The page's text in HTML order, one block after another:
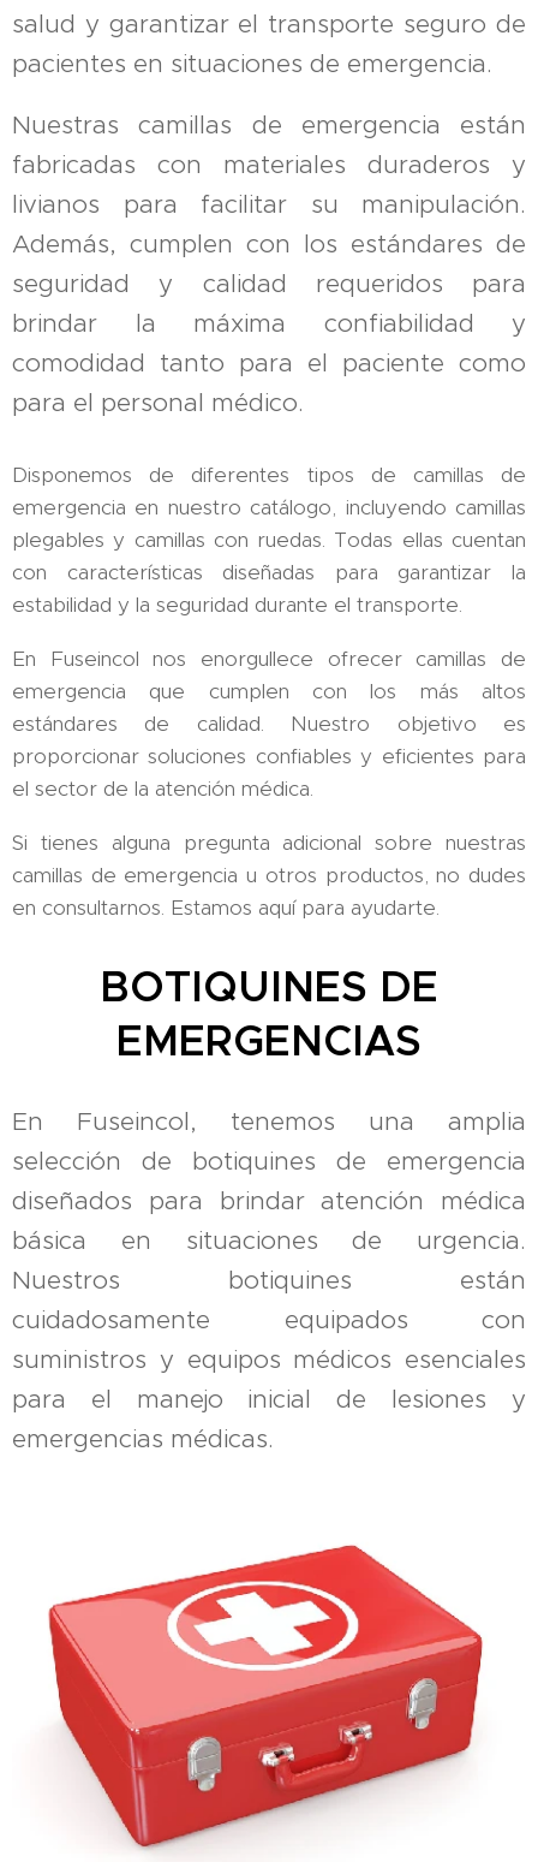
salud y garantizar el transporte seguro de
pacientes en situaciones de emergencia.
Nuestras camillas de emergencia están
fabricadas con materiales duraderos y
livianos para facilitar su manipulación.
Además, cumplen con los estándares de
seguridad y calidad requeridos para
brindar la máxima confiabilidad y
comodidad tanto para el paciente como
para el personal médico.
Disponemos de diferentes tipos de camillas de
emergencia en nuestro catálogo, incluyendo camillas
plegables y camillas con ruedas. Todas ellas cuentan
con características diseñadas para garantizar la
estabilidad y la seguridad durante el transporte.
En Fuseincol nos enorgullece ofrecer camillas de
emergencia que cumplen con los más altos
estándares de calidad. Nuestro objetivo es
proporcionar soluciones confiables y eficientes para
el sector de la atención médica.
Si tienes alguna pregunta adicional sobre nuestras
camillas de emergencia u otros productos, no dudes
en consultarnos. Estamos aquí para ayudarte.
BOTIQUINES DE
EMERGENCIAS
En Fuseincol, tenemos una amplia
selección de botiquines de emergencia
diseñados para brindar atención médica
básica en situaciones de urgencia.
Nuestros botiquines están
cuidadosamente equipados con
suministros y equipos médicos esenciales
para el manejo inicial de lesiones y
emergencias médicas.